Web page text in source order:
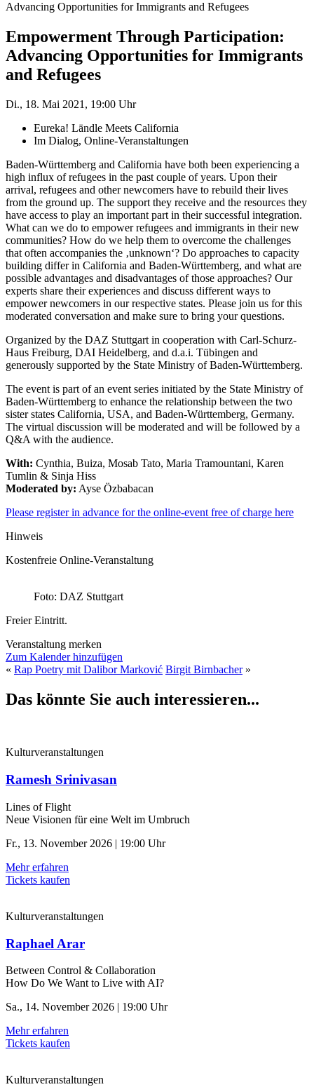
Advancing Opportunities for Immigrants and Refugees
Empowerment Through Participation:
Advancing Opportunities for Immigrants
and Refugees
Di., 18. Mai 2021, 19:00 Uhr
Eureka! Ländle Meets California
Im Dialog, Online-Veranstaltungen
Baden-Württemberg and California have both been experiencing a
high influx of refugees in the past couple of years. Upon their
arrival, refugees and other newcomers have to rebuild their lives
from the ground up. The support they receive and the resources they
have access to play an important part in their successful integration.
What can we do to empower refugees and immigrants in their new
communities? How do we help them to overcome the challenges
that often accompanies the ‚unknown‘? Do approaches to capacity
building differ in California and Baden-Württemberg, and what are
possible advantages and disadvantages of those approaches? Our
experts share their experiences and discuss different ways to
empower newcomers in our respective states. Please join us for this
moderated conversation and make sure to bring your questions.
Organized by the DAZ Stuttgart in cooperation with Carl-Schurz-
Haus Freiburg, DAI Heidelberg, and d.a.i. Tübingen and
generously supported by the State Ministry of Baden-Württemberg.
The event is part of an event series initiated by the State Ministry of
Baden-Württemberg to enhance the relationship between the two
sister states California, USA, and Baden-Württemberg, Germany.
The virtual discussion will be moderated and will be followed by a
Q&A with the audience.
With: Cynthia, Buiza, Mosab Tato, Maria Tramountani, Karen
Tumlin & Sinja Hiss
Moderated by: Ayse Özbabacan
Please register in advance for the online-event free of charge here
Hinweis
Kostenfreie Online-Veranstaltung
Foto: DAZ Stuttgart
Freier Eintritt.
Veranstaltung merken
Zum Kalender hinzufügen
« Rap Poetry mit Dalibor Marković Birgit Birnbacher»
Das könnte Sie auch interessieren...
Kulturveranstaltungen
Ramesh Srinivasan
Lines of Flight
Neue Visionen für eine Welt im Umbruch
Fr., 13. November 2026 | 19:00 Uhr
Mehr erfahren
Tickets kaufen
Kulturveranstaltungen
Raphael Arar
Between Control & ­Collaboration
How Do We Want to Live with AI?
Sa., 14. November 2026 | 19:00 Uhr
Mehr erfahren
Tickets kaufen
Kulturveranstaltungen